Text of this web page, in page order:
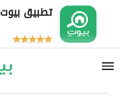
تطبيق بيوت